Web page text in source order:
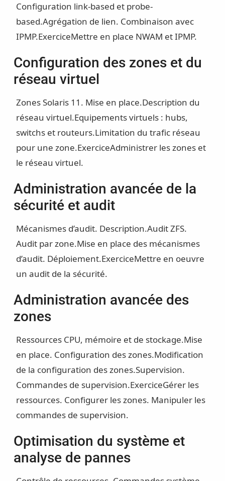
Configuration link-based et probe-
based.Agrégation de lien. Combinaison avec
IPMP.ExerciceMettre en place NWAM et IPMP.
Configuration des zones et du
réseau virtuel
Zones Solaris 11. Mise en place.Description du
réseau virtuel.Equipements virtuels : hubs,
switchs et routeurs.Limitation du trafic réseau
pour une zone.ExerciceAdministrer les zones et
le réseau virtuel.
Administration avancée de la
sécurité et audit
Mécanismes d’audit. Description.Audit ZFS.
Audit par zone.Mise en place des mécanismes
d’audit. Déploiement.ExerciceMettre en oeuvre
un audit de la sécurité.
Administration avancée des
zones
Ressources CPU, mémoire et de stockage.Mise
en place. Configuration des zones.Modification
de la configuration des zones.Supervision.
Commandes de supervision.ExerciceGérer les
ressources. Configurer les zones. Manipuler les
commandes de supervision.
Optimisation du système et
analyse de pannes